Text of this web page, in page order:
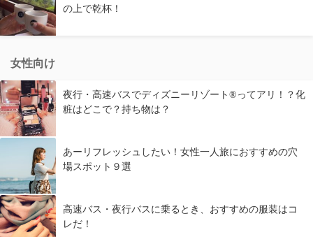
の上で乾杯！
女性向け
夜行・高速バスでディズニーリゾート®ってアリ！？化
粧はどこで？持ち物は？
あーリフレッシュしたい！女性一人旅におすすめの穴
場スポット９選
高速バス・夜行バスに乗るとき、おすすめの服装はコ
レだ！